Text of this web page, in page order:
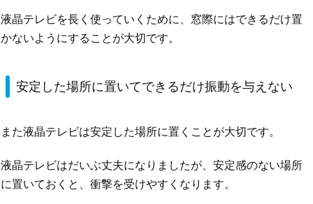
液晶テレビを長く使っていくために、窓際にはできるだけ置
かないようにすることが大切です。
安定した場所に置いてできるだけ振動を与えない
また液晶テレビは安定した場所に置くことが大切です。
液晶テレビはだいぶ丈夫になりましたが、安定感のない場所
に置いておくと、衝撃を受けやすくなります。